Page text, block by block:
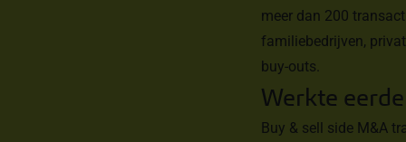
meer dan 200
familiebedrijven,
buy-outs.
Werkte
Buy & sell side M&A